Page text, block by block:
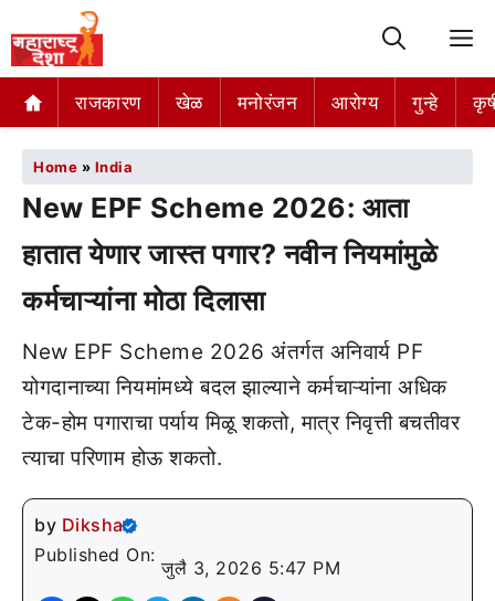
राजकारण खेळ मनोरंजन आरोग्य गुन्हे
Home » India
New EPF Scheme 2026: आता
हातात येणार जास्त पगार? नवीन नियमांमुळे
कर्मचाऱ्यांना मोठा दिलासा
New EPF Scheme 2026 अंतर्गत अनिवार्य PF
योगदानाच्या नियमांमध्ये बदल झाल्याने कर्मचाऱ्यांना अधिक
टेक-होम पगाराचा पर्याय मिळू शकतो, मात्र निवृत्ती बचतीवर
त्याचा परिणाम होऊ शकतो.
by Diksha
Published On:
जुलै 3, 2026 5:47 PM